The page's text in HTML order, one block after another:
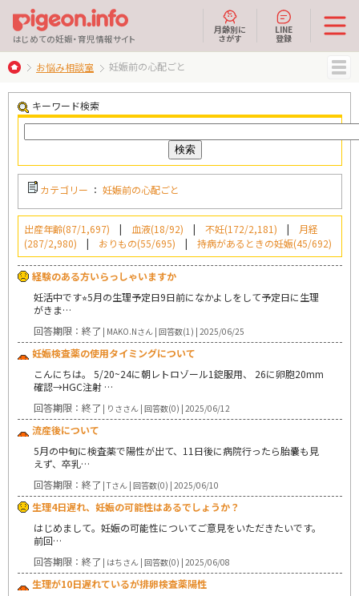
はじめての妊娠・育児情報サイト
月齢別に
さがす
LINE
登録
MENU
お悩み相談室 妊娠前の心配ごと
キーワード検索
カテゴリー ： 妊娠前の心配ごと
出産年齢(87/1,697) | 血液(18/92) | 不妊(172/2,181) | 月経
(287/2,980) | おりもの(55/695) | 持病があるときの妊娠(45/692)
経験のある方いらっしゃいますか
妊活中です⭐︎5月の生理予定日9日前になかよしをして予定日に生理
がきま…
回答期限：終了 | MAKO.Nさん | 回答数(1) | 2025/06/25
妊娠検査薬の使用タイミングについて
こんにちは。 5/20~24に朝レトロゾール1錠服用、 26に卵胞20mm
確認→HGC注射 …
回答期限：終了 | りささん | 回答数(0) | 2025/06/12
流産後について
5月の中旬に検査薬で陽性が出て、11日後に病院行ったら胎嚢も見
えず、卒乳…
回答期限：終了 | Tさん | 回答数(0) | 2025/06/10
生理4日遅れ、妊娠の可能性はあるでしょうか？
はじめまして。妊娠の可能性についてご意見をいただきたいです。
前回…
回答期限：終了 | はちさん | 回答数(0) | 2025/06/08
生理が10日遅れているが排卵検査薬陽性